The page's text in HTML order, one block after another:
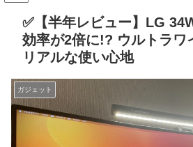
✅【半年レビュー】LG
効率が2倍に!? ウルトラワ
リアルな使い心地
ガジェット